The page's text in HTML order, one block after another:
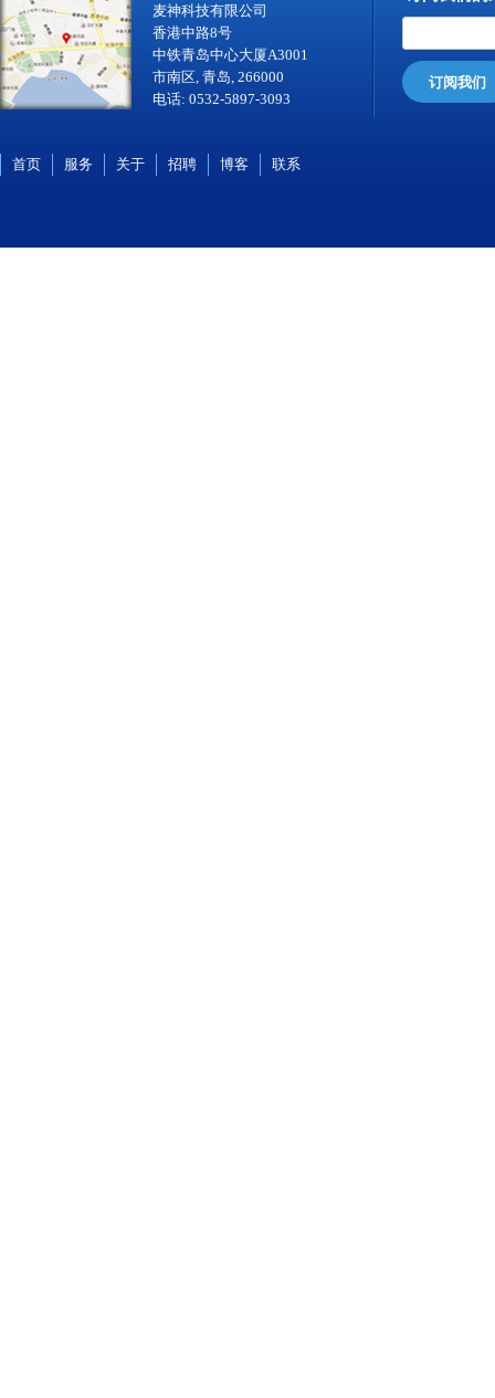
麦神科技有限公司
香港中路8号
中铁青岛中心大厦A3001
市南区, 青岛, 266000
电话: 0532-5897-3093
订阅我们
首页 服务 关于 招聘 博客 联系